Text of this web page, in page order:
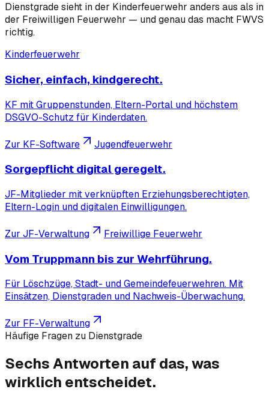
Dienstgrade sieht in der Kinderfeuerwehr anders aus als in
der Freiwilligen Feuerwehr — und genau das macht FWVS
richtig.
Kinderfeuerwehr
Sicher, einfach, kindgerecht.
KF mit Gruppenstunden, Eltern-Portal und höchstem
DSGVO-Schutz für Kinderdaten.
Zur KF-Software Jugendfeuerwehr
Sorgepflicht digital geregelt.
JF-Mitglieder mit verknüpften Erziehungsberechtigten,
Eltern-Login und digitalen Einwilligungen.
Zur JF-Verwaltung Freiwillige Feuerwehr
Vom Truppmann bis zur Wehrführung.
Für Löschzüge, Stadt- und Gemeindefeuerwehren. Mit
Einsätzen, Dienstgraden und Nachweis-Überwachung.
Zur FF-Verwaltung
Häufige Fragen zu Dienstgrade
Sechs Antworten auf das, was
wirklich entscheidet.